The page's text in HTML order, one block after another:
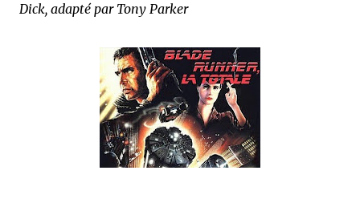
Dick, adapté par Tony Parker